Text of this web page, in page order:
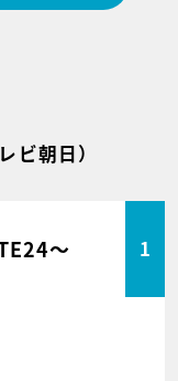
ビ朝日）
～ 1